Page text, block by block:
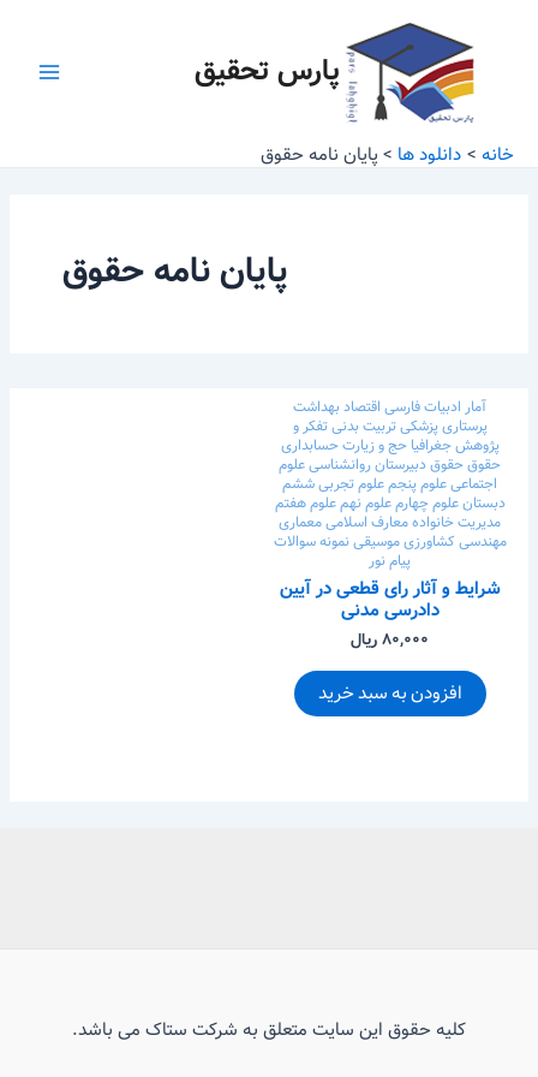
پارس تحقیق
خانه دانلود ها پایان نامه حقوق
پایان نامه حقوق
آمار ادبیات فارسی اقتصادبهداشت
پرستاریپزشکیتربیت بدنیتفکر و
پژوهشجغرافیاحج و زیارتحسابداری
حقوقحقوقدبیرستانروانشناسیعلوم
اجتماعیعلوم پنجمعلوم تجربی ششم
دبستانعلوم چهارمعلوم نهمعلوم هفتم
مدیریت خانوادهمعارف اسلامیمعماری
مهندسی کشاورزیموسیقینمونه سوالات
پیام نور
شرایط و آثار رای قطعی در آیین
دادرسی مدنی
۸۰,۰۰۰ ریال
افزودن به سبد خرید
کلیه حقوق این سایت متعلق به شرکت ستاک می باشد.